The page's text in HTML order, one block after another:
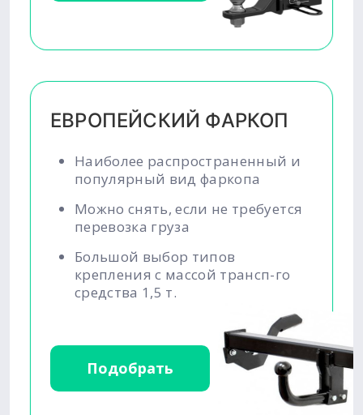
ЕВРОПЕЙСКИЙ ФАРКОП
Наиболее распространенный и
популярный вид фаркопа
Можно снять, если не требуется
перевозка груза
Большой выбор типов
крепления с массой трансп-го
средства 1,5 т.
Подобрать